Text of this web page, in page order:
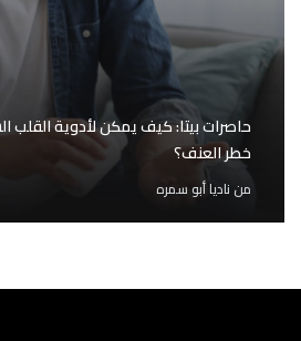
حاصرات بيتا: كيف يمكن لأدوية القلب
خطر العنف؟
من ناديا أبو سمره